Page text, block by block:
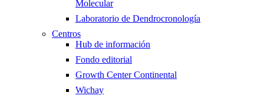
Molecular
Laboratorio de Dendrocronología
Centros
Hub de información
Fondo editorial
Growth Center Continental
Wichay